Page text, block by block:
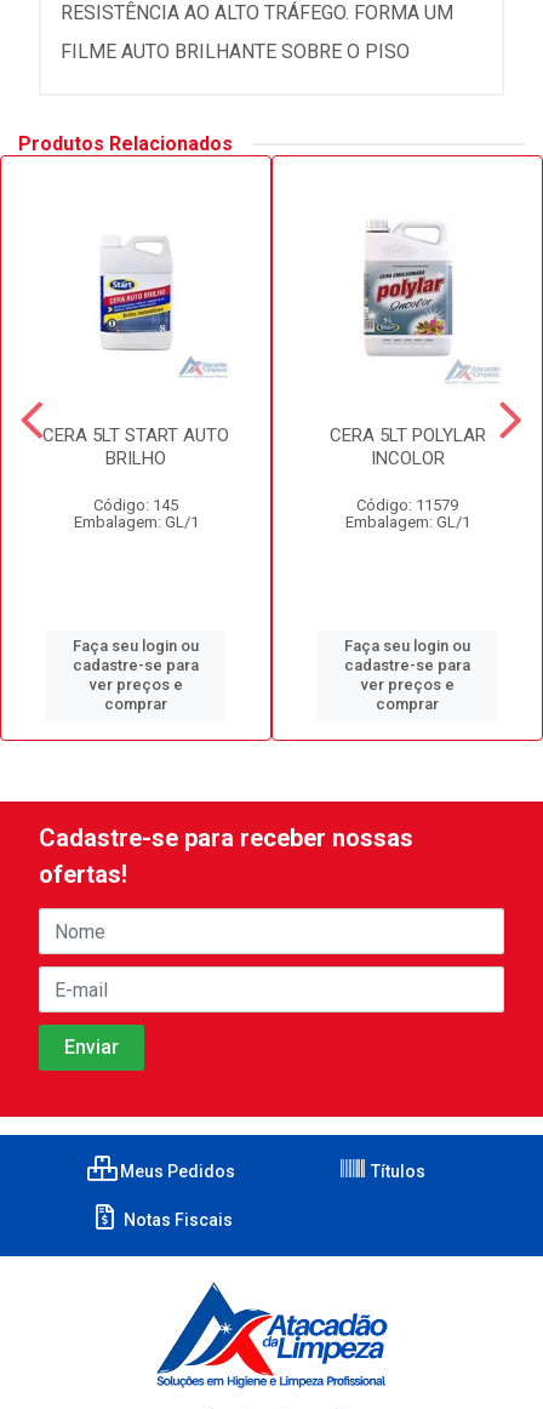
RESISTÊNCIA AO ALTO TRÁFEGO. FORMA UM
FILME AUTO BRILHANTE SOBRE O PISO
Produtos Relacionados
CERA 5LT START AUTO
BRILHO
Código: 145
Embalagem: GL/1
Faça seu login ou
cadastre-se para
ver preços e
comprar
CERA 5LT POLYLAR
INCOLOR
Código: 11579
Embalagem: GL/1
Faça seu login ou
cadastre-se para
ver preços e
comprar
Cadastre-se para receber nossas
ofertas!
Meus Pedidos Títulos
Notas Fiscais